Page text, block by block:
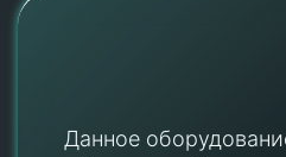
Данное